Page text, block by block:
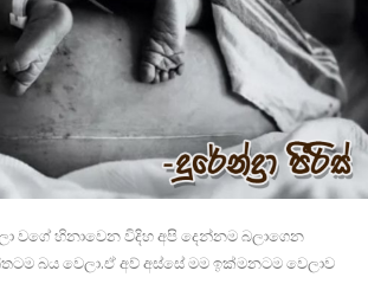
වගේ හිනාවෙන විදිහ අපි දෙන්නම බලාගෙන
බය වෙලා.ඒ අව් අස්සේ මම ඉක්මනටම වෙලාව